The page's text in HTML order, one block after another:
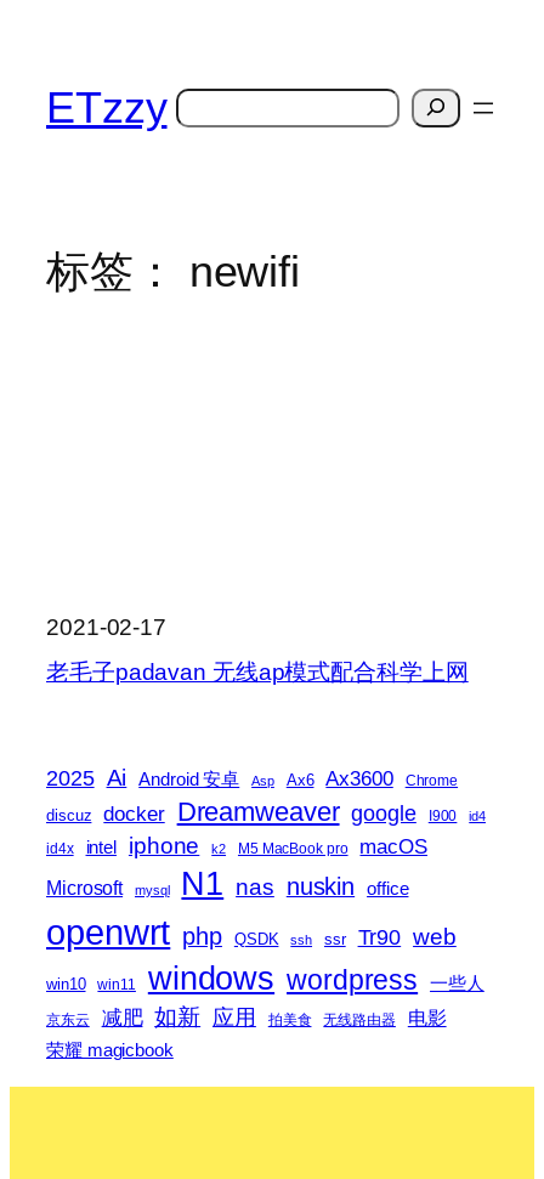
ETzzy 搜
标签： newifi
2021-02-17
老毛子padavan 无线ap模式配合科学上网
2025 Ai Android 安卓 Asp Ax6 Ax3600 Chrome
discuz docker Dreamweaver google I900 id4
id4x intel iphone k2 M5 MacBook pro macOS
Microsoft mysql N1 nas nuskin office
openwrt php QSDK ssh ssr Tr90 web
win10 win11 windows wordpress 一些人
京东云 减肥 如新 应用 拍美食 无线路由器 电影
荣耀 magicbook